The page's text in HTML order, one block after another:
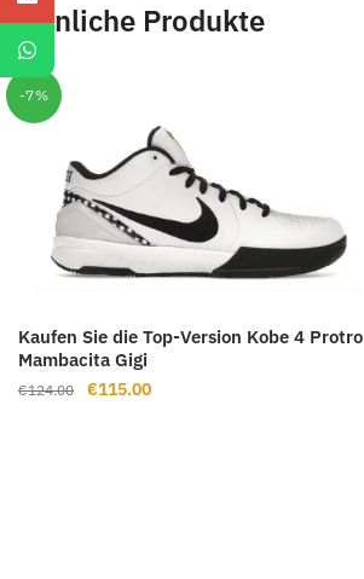
Ähnliche Produkte
-7%
Kaufen Sie die Top-Version Kobe 4 Protro
Mambacita Gigi
€124.00
Ursprünglicher
€115.00Aktueller